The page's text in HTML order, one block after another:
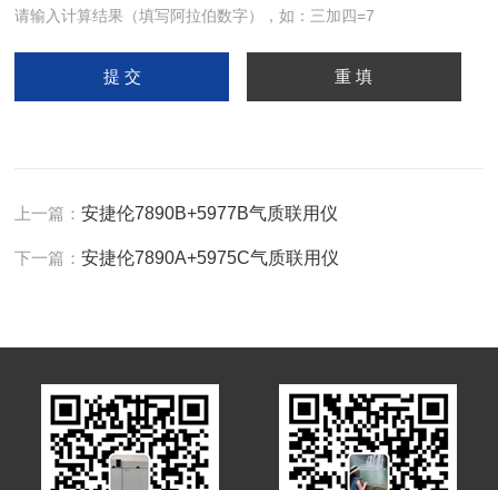
请输入计算结果（填写阿拉伯数字），如：三加四=7
上一篇：安捷伦7890B+5977B气质联用仪
下一篇：安捷伦7890A+5975C气质联用仪